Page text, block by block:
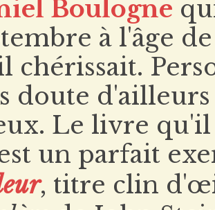
Boulogne
à l'âge
chérissait.
doute
Le livre qu'il
un parfait
, titre clin